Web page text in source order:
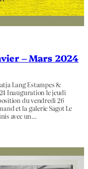
– Mars 2024
Lang Estampes &
Inauguration le jeudi
du vendredi 26
et la galerie Sagot Le
avec un…